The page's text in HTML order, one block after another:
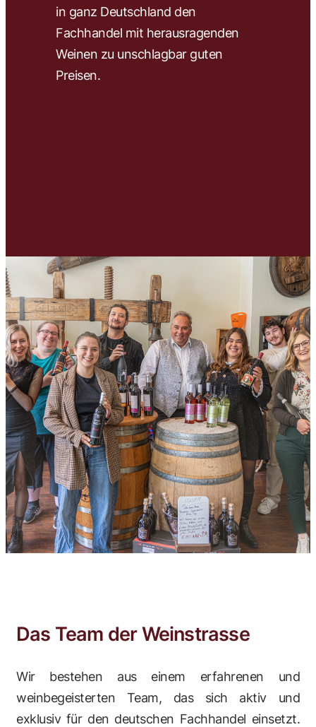
in ganz Deutschland den
Fachhandel mit herausragenden
Weinen zu unschlagbar guten
Preisen.
Das Team der Weinstrasse
Wir bestehen aus einem erfahrenen und
weinbegeisterten Team, das sich aktiv und
exklusiv für den deutschen Fachhandel einsetzt.